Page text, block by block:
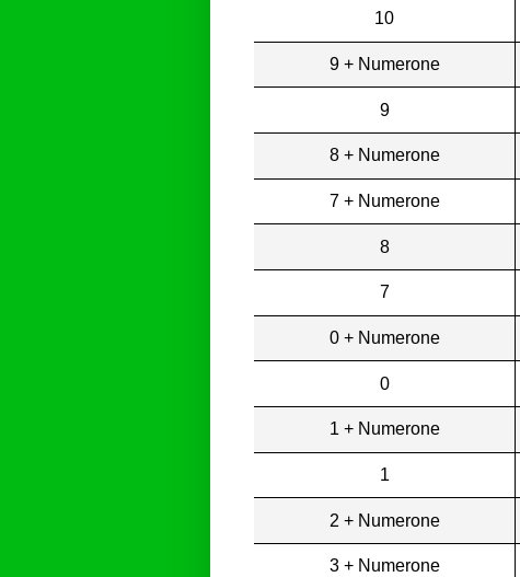
10
9 + Numerone
9
8 + Numerone
7 + Numerone
8
7
0 + Numerone
0
1 + Numerone
1
2 + Numerone
3 + Numerone